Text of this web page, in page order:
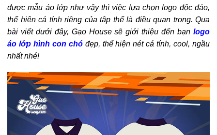
được mẫu áo lớp như vậy thì việc lựa chọn logo độc đáo,
thể hiện cá tính riêng của tập thể là điều quan trọng. Qua
bài viết dưới đây, Gạo House sẽ giới thiệu đến bạn logo
áo lớp hình con chó đẹp, thể hiện nét cá tính, cool, ngầu
nhất nhé!